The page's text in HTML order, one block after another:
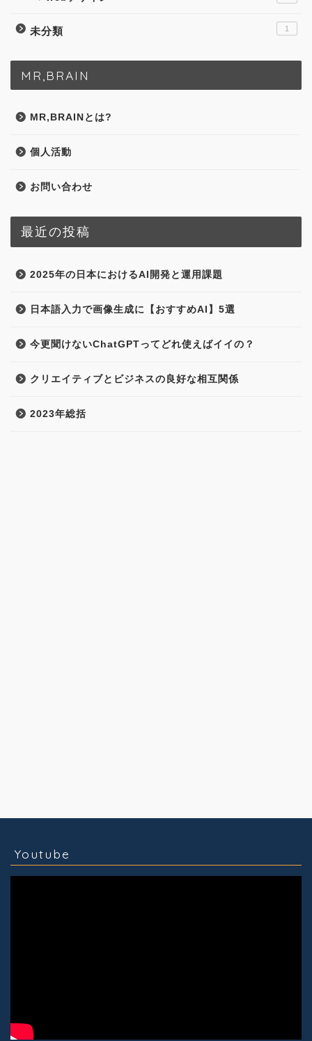
未分類 1
MR,BRAIN
MR,BRAINとは?
個人活動
お問い合わせ
最近の投稿
2025年の日本におけるAI開発と運用課題
日本語入力で画像生成に【おすすめAI】5選
今更聞けないChatGPTってどれ使えばイイの？
クリエイティブとビジネスの良好な相互関係
2023年総括
Youtube